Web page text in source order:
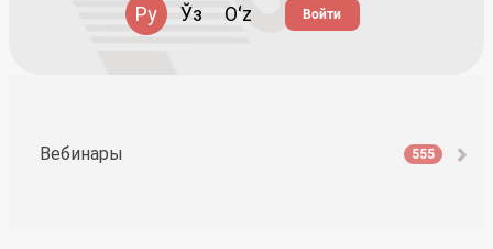
Ру Ўз Oʻz Войти
Вебинары 555